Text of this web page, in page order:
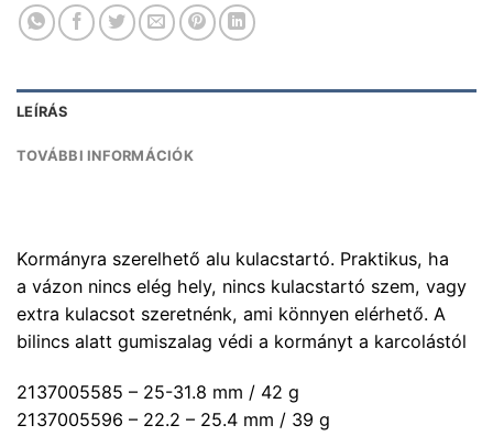
LEÍRÁS
TOVÁBBI INFORMÁCIÓK
Kormányra szerelhető alu kulacstartó. Praktikus, ha
a vázon nincs elég hely, nincs kulacstartó szem, vagy
extra kulacsot szeretnénk, ami könnyen elérhető. A
bilincs alatt gumiszalag védi a kormányt a karcolástól
2137005585 – 25-31.8 mm / 42 g
2137005596 – 22.2 – 25.4 mm / 39 g